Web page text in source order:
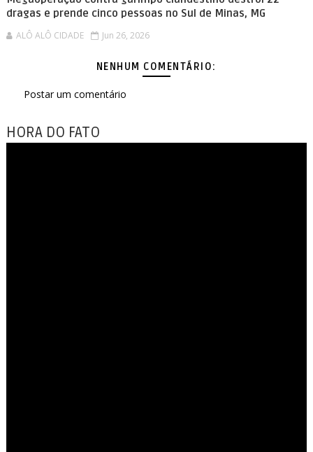
dragas e prende cinco pessoas no Sul de Minas, MG
ALÔ ALÔ CIDADE Jun 26, 2026
NENHUM COMENTÁRIO:
Postar um comentário
HORA DO FATO